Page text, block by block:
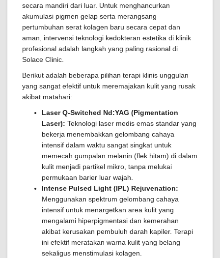
secara mandiri dari luar. Untuk menghancurkan
akumulasi pigmen gelap serta merangsang
pertumbuhan serat kolagen baru secara cepat dan
aman, intervensi teknologi kedokteran estetika di klinik
profesional adalah langkah yang paling rasional di
Solace Clinic.
Berikut adalah beberapa pilihan terapi klinis unggulan
yang sangat efektif untuk meremajakan kulit yang rusak
akibat matahari:
Laser Q-Switched Nd:YAG (Pigmentation
Laser): Teknologi laser medis emas standar yang
bekerja menembakkan gelombang cahaya
intensif dalam waktu sangat singkat untuk
memecah gumpalan melanin (flek hitam) di dalam
kulit menjadi partikel mikro, tanpa melukai
permukaan barier luar wajah.
Intense Pulsed Light (IPL) Rejuvenation:
Menggunakan spektrum gelombang cahaya
intensif untuk menargetkan area kulit yang
mengalami hiperpigmentasi dan kemerahan
akibat kerusakan pembuluh darah kapiler. Terapi
ini efektif meratakan warna kulit yang belang
sekaligus menstimulasi kolagen.